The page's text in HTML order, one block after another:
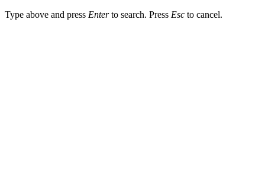
Type above and press Enterto search. Press Esc to cancel.